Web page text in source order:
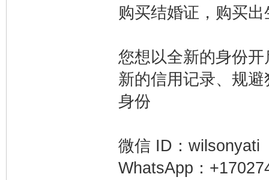
购买结婚证，购买
您想以全新的身份
新的信用记录、规
身份
微信 ID：wilsonyati
WhatsApp：